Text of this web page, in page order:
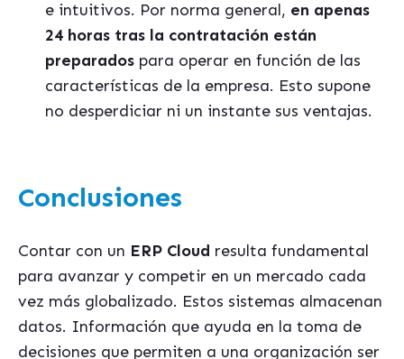
e intuitivos. Por norma general, en apenas
24 horas tras la contratación están
preparados para operar en función de las
características de la empresa. Esto supone
no desperdiciar ni un instante sus ventajas.
Conclusiones
Contar con un ERP Cloud resulta fundamental
para avanzar y competir en un mercado cada
vez más globalizado. Estos sistemas almacenan
datos. Información que ayuda en la toma de
decisiones que permiten a una organización ser